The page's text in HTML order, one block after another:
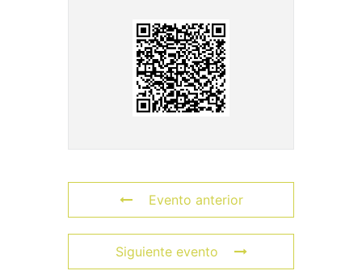
Evento anterior
Siguiente evento